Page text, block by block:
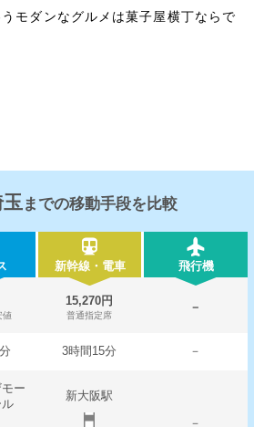
モダンなグルメは菓子屋横丁ならで
までの移動手段を比較
新幹線・電車 飛行機
値
15,270円
普通指定席
－
3時間15分 －
ー
新大阪駅
－